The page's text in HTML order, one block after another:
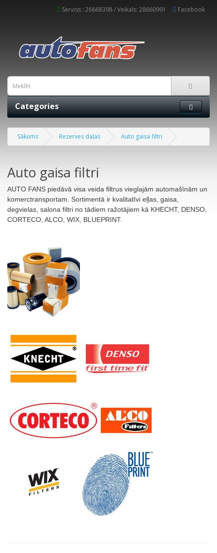
Serviss : 26668398 / Veikals: 28660991 Facebook
Categories
Sākums Rezerves daļas Auto gaisa filtri
Auto gaisa filtri
AUTO FANS piedāvā visa veida filtrus vieglajām automašīnām un
komerctransportam. Sortimentā ir kvalitatīvi eļļas, gaisa,
degvielas, salona filtri no tādiem ražotājiem kā KHECHT, DENSO,
CORTECO, ALCO, WIX, BLUEPRINT.